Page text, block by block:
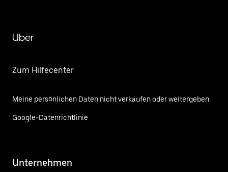
Uber
Zum Hilfecenter
Meine persönlichen Daten nicht verkaufen oder weitergeben
Google-Datenrichtlinie
Unternehmen